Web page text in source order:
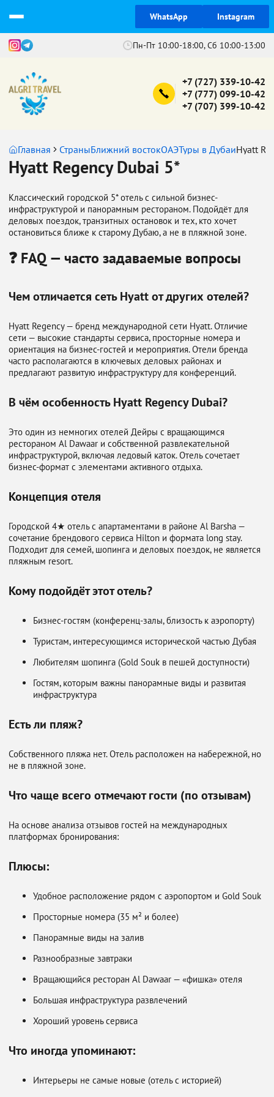
WhatsApp Instagram
Пн-Пт 10:00-18:00, Сб 10:00-13:00
+7 (727) 339-10-42
+7 (777) 099-10-42
+7 (707) 399-10-42
Главная СтраныБлижний востокОАЭТуры в ДубаиHyatt
Hyatt Regency Dubai 5*
Классический городской 5* отель с сильной бизнес-
инфраструктурой и панорамным рестораном. Подойдёт для
деловых поездок, транзитных остановок и тех, кто хочет
остановиться ближе к старому Дубаю, а не в пляжной зоне.
❓ FAQ — часто задаваемые вопросы
Чем отличается сеть Hyatt от других отелей?
Hyatt Regency — бренд международной сети Hyatt. Отличие
сети — высокие стандарты сервиса, просторные номера и
ориентация на бизнес-гостей и мероприятия. Отели бренда
часто располагаются в ключевых деловых районах и
предлагают развитую инфраструктуру для конференций.
В чём особенность Hyatt Regency Dubai?
Это один из немногих отелей Дейры с вращающимся
рестораном Al Dawaar и собственной развлекательной
инфраструктурой, включая ледовый каток. Отель сочетает
бизнес-формат с элементами активного отдыха.
Концепция отеля
Городской 4★ отель с апартаментами в районе Al Barsha —
сочетание брендового сервиса Hilton и формата long stay.
Подходит для семей, шопинга и деловых поездок, не является
пляжным resort.
Кому подойдёт этот отель?
Бизнес-гостям (конференц-залы, близость к аэропорту)
Туристам, интересующимся исторической частью Дубая
Любителям шопинга (Gold Souk в пешей доступности)
Гостям, которым важны панорамные виды и развитая
инфраструктура
Есть ли пляж?
Собственного пляжа нет. Отель расположен на набережной, но
не в пляжной зоне.
Что чаще всего отмечают гости (по отзывам)
На основе анализа отзывов гостей на международных
платформах бронирования:
Плюсы:
Удобное расположение рядом с аэропортом и Gold Souk
Просторные номера (35 м² и более)
Панорамные виды на залив
Разнообразные завтраки
Вращающийся ресторан Al Dawaar — «фишка» отеля
Большая инфраструктура развлечений
Хороший уровень сервиса
Что иногда упоминают:
Интерьеры не самые новые (отель с историей)